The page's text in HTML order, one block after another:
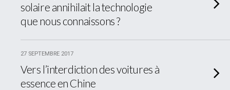
solaire annihilait la technologie
que nous connaissons ?
27 SEPTEMBRE 2017
Vers l’interdiction des voitures à
essence en Chine